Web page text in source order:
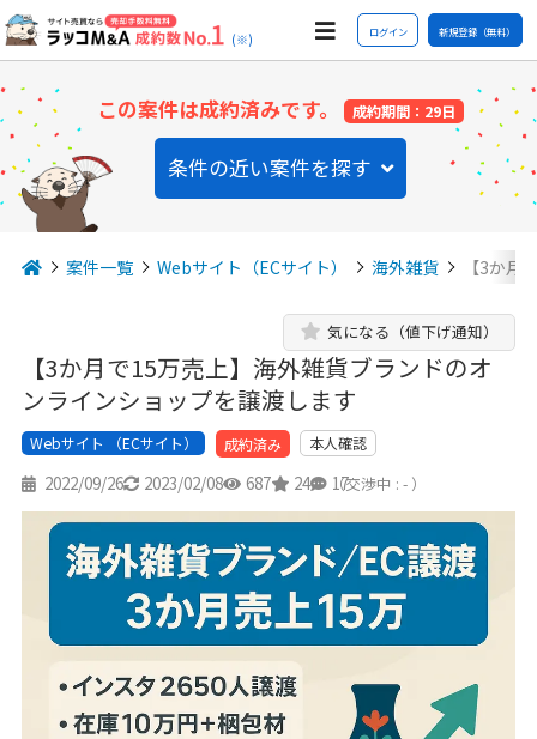
(※) ログイン 新規登録（無料）
この案件は成約済みです。 成約期間：29日
条件の近い案件を探す
案件一覧 Webサイト（ECサイト） 海外雑貨 【3か
【3か月で15万売上】海外雑貨ブランドのオ
ンラインショップを譲渡します
気になる（値下げ通知）
Webサイト （ECサイト） 成約済み 本人確認
2022/09/26 2023/02/08 687 24 17
（交渉中 : - ）